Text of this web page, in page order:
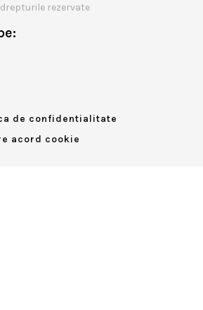
rezervate
de confidentialitate
acord cookie